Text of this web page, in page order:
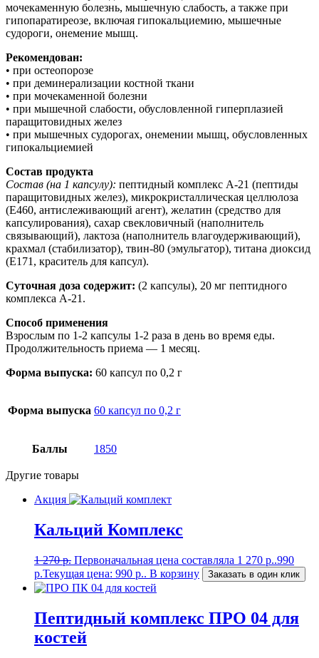
мочекаменную болезнь, мышечную слабость, а также при
гипопаратиреозе, включая гипокальциемию, мышечные
судороги, онемение мышц.
Рекомендован:
• при остеопорозе
• при деминерализации костной ткани
• при мочекаменной болезни
• при мышечной слабости, обусловленной гиперплазией
паращитовидных желез
• при мышечных судорогах, онемении мышц, обусловленных
гипокальциемией
Состав продукта
Состав (на 1 капсулу): пептидный комплекс А-21 (пептиды
паращитовидных желез), микрокристаллическая целлюлоза
(Е460, антислеживающий агент), желатин (средство для
капсулирования), сахар свекловичный (наполнитель
связывающий), лактоза (наполнитель влагоудерживающий),
крахмал (стабилизатор), твин-80 (эмульгатор), титана диоксид
(Е171, краситель для капсул).
Суточная доза содержит: (2 капсулы), 20 мг пептидного
комплекса А-21.
Способ применения
Взрослым по 1-2 капсулы 1-2 раза в день во время еды.
Продолжительность приема — 1 месяц.
Форма выпуска: 60 капсул по 0,2 г
Форма выпуска 60 капсул по 0,2 г
Баллы 1850
Другие товары
Акция
Кальций Комплекс
1 270р. Первоначальная цена составляла 1 270 р..990
р.Текущая цена: 990 р.. В корзину Заказать в один клик
Пептидный комплекс ПРО 04 для
костей